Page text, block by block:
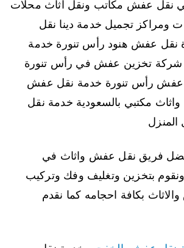
نقل عفش مكاتب ونقل اثاث محلات
تجميل خدمة دينا نقل
نقل عفش هنود رأس تنورة خدمة
تخزين عفش في رأس تنورة
عفش رأس تنورة خدمة نقل عفش
مكتبي بالسعودية خدمة نقل
فريق نقل عفش واثاث في
بتخزين وتغليف وفك وتركيب
بكافة احجامه كما نقدم